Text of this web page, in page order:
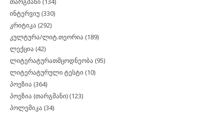
ინტერვიუ (330)
კრიტიკა (292)
კულტურა/ლიტ.თეორია (189)
ლექცია (42)
ლიტერატურათმცოდნეობა (95)
ლიტერატურული ტესტი (10)
პოეზია (364)
პოეზია (თარგმანი) (123)
პოლემიკა (34)